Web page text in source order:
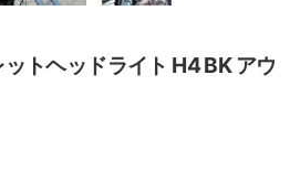
トヘッドライト H4 BK アウ